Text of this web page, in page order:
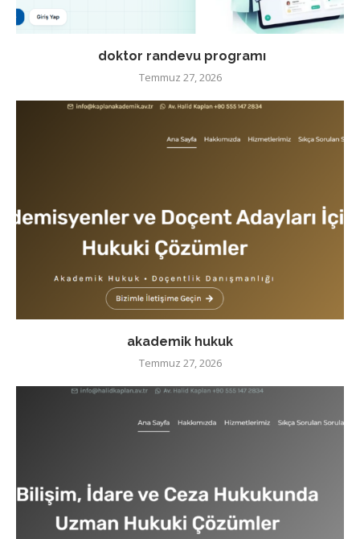
doktor randevu programı
Temmuz 27, 2026
akademik hukuk
Temmuz 27, 2026